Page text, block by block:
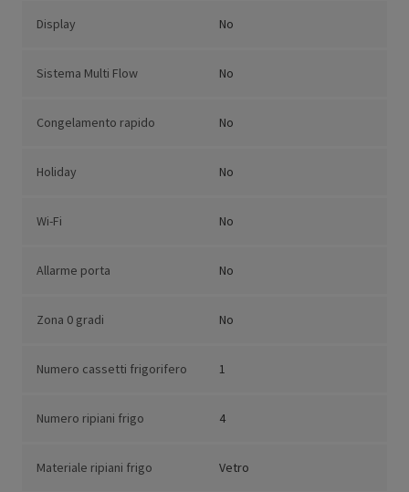
Display No
Sistema Multi Flow No
Congelamento rapido No
Holiday No
Wi-Fi No
Allarme porta No
Zona 0 gradi No
Numero cassetti frigorifero 1
Numero ripiani frigo 4
Materiale ripiani frigo Vetro